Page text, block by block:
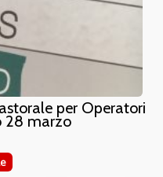
per Operatori
28 marzo